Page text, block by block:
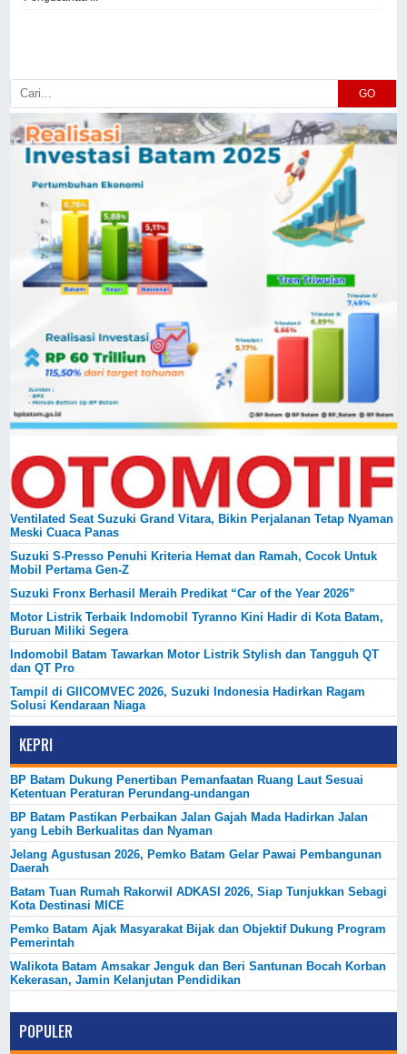
GO
Ventilated Seat Suzuki Grand Vitara, Bikin Perjalanan Tetap Nyaman
Meski Cuaca Panas
Suzuki S-Presso Penuhi Kriteria Hemat dan Ramah, Cocok Untuk
Mobil Pertama Gen-Z
Suzuki Fronx Berhasil Meraih Predikat “Car of the Year 2026”
Motor Listrik Terbaik Indomobil Tyranno Kini Hadir di Kota Batam,
Buruan Miliki Segera
Indomobil Batam Tawarkan Motor Listrik Stylish dan Tangguh QT
dan QT Pro
Tampil di GIICOMVEC 2026, Suzuki Indonesia Hadirkan Ragam
Solusi Kendaraan Niaga
KEPRI
BP Batam Dukung Penertiban Pemanfaatan Ruang Laut Sesuai
Ketentuan Peraturan Perundang-undangan
BP Batam Pastikan Perbaikan Jalan Gajah Mada Hadirkan Jalan
yang Lebih Berkualitas dan Nyaman
Jelang Agustusan 2026, Pemko Batam Gelar Pawai Pembangunan
Daerah
Batam Tuan Rumah Rakorwil ADKASI 2026, Siap Tunjukkan Sebagi
Kota Destinasi MICE
Pemko Batam Ajak Masyarakat Bijak dan Objektif Dukung Program
Pemerintah
Walikota Batam Amsakar Jenguk dan Beri Santunan Bocah Korban
Kekerasan, Jamin Kelanjutan Pendidikan
POPULER